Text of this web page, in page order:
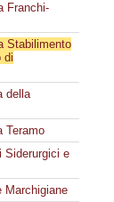
Franchi-
Stabilimento
di
della
Teramo
Siderurgici e
Marchigiane